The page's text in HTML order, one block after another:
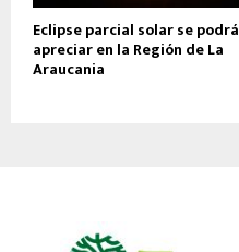
Eclipse parcial solar se podrá
apreciar en la Región de La
Araucania